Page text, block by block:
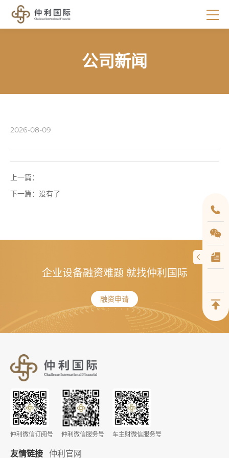
公司新闻
2026-08-09
上一篇：
下一篇： 没有了
企业设备融资难题 就找仲利国际
融资申请
仲利微信订阅号 仲利微信服务号 车主财微信服务号
友情链接 仲利官网